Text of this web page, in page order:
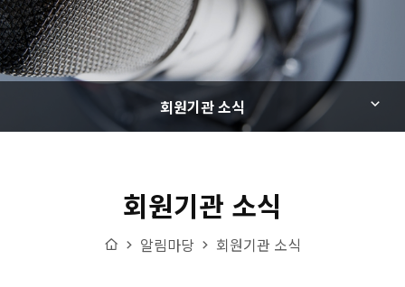
회원기관 소식
회원기관 소식
Home
알림마당 회원기관 소식